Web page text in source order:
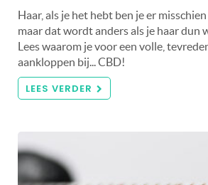
Haar, als je het hebt ben je er
maar dat wordt anders als je haar dun
Lees waarom je voor een volle,
aankloppen bij... CBD!
LEES VERDER